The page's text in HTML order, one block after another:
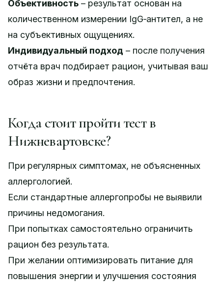
Объективность – результат основан на
количественном измерении IgG‑антител, а не
на субъективных ощущениях.
Индивидуальный подход – после получения
отчёта врач подбирает рацион, учитывая ваш
образ жизни и предпочтения.
Когда стоит пройти тест в
Нижневартовске?
При регулярных симптомах, не объясненных
аллергологией.
Если стандартные аллергопробы не выявили
причины недомогания.
При попытках самостоятельно ограничить
рацион без результата.
При желании оптимизировать питание для
повышения энергии и улучшения состояния